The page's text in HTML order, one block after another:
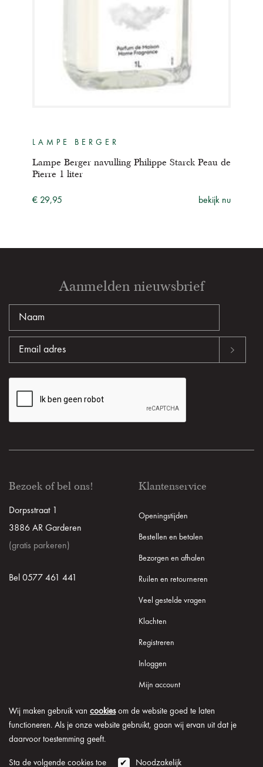
Wij maken gebruik van cookiesom de website goed te laten
functioneren. Als je onze website gebruikt, gaan wij ervan uit dat je
daarvoor toestemming geeft.
Sta de volgende cookies toe Noodzakelijk
LAMPE BERGER
Lampe Berger navulling Philippe Starck Peau de
Pierre 1 liter
€ 29,95 bekijk nu
Aanmelden nieuwsbrief
Bezoek of bel ons!
Dorpsstraat 1
3886 AR Garderen
(gratis parkeren)
Bel 0577 461 441
Klantenservice
Openingstijden
Bestellen en betalen
Bezorgen en afhalen
Ruilen en retourneren
Veel gestelde vragen
Klachten
Registreren
Inloggen
Mijn account
© 2026 Onder de Lindeboom